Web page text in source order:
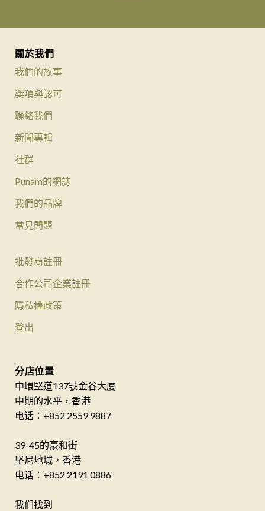
關於我們
我們的故事
獎項與認可
聯絡我們
新聞專輯
社群
Punam的網誌
我們的品牌
常見問題
批發商註冊
合作公司企業註冊
隱私權政策
登出
分店位置
中環堅道137號金谷大厦
中期的水平，香港
电话：+852 2559 9887
39-45的豪和街
坚尼地城，香港
电话：+852 2191 0886
我们找到